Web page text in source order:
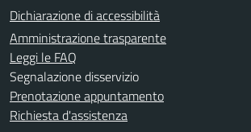
Dichiarazione di accessibilità
Amministrazione trasparente
Leggi le FAQ
Segnalazione disservizio
Prenotazione appuntamento
Richiesta d'assistenza